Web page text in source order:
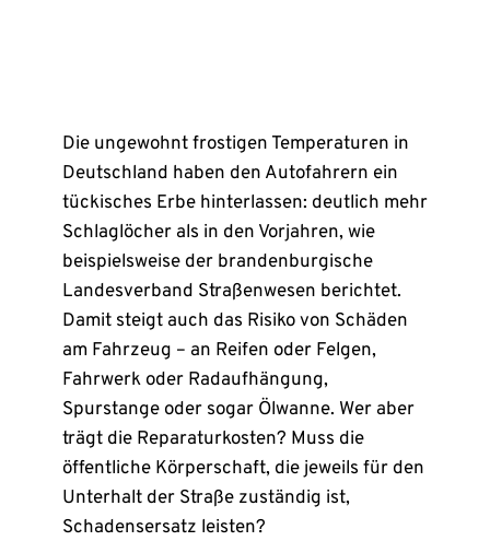
Die ungewohnt frostigen Temperaturen in
Deutschland haben den Autofahrern ein
tückisches Erbe hinterlassen: deutlich mehr
Schlaglöcher als in den Vorjahren, wie
beispielsweise der brandenburgische
Landesverband Straßenwesen berichtet.
Damit steigt auch das Risiko von Schäden
am Fahrzeug – an Reifen oder Felgen,
Fahrwerk oder Radaufhängung,
Spurstange oder sogar Ölwanne. Wer aber
trägt die Reparaturkosten? Muss die
öffentliche Körperschaft, die jeweils für den
Unterhalt der Straße zuständig ist,
Schadensersatz leisten?